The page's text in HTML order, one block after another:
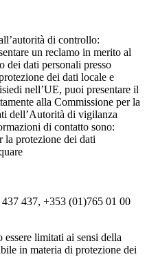
di controllo:
un reclamo in merito al
dei dati personali presso
dei dati locale e
nell’UE, puoi presentare il
alla Commissione per la
dell’Autorità di vigilanza
di contatto sono:
la protezione dei dati
437, +353 (01)765 01 00
limitati ai sensi della
in materia di protezione dei